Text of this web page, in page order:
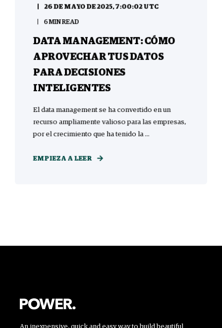
26 DE MAYO DE 2025, 7:00:02 UTC
6 MIN READ
DATA MANAGEMENT: CÓMO
APROVECHAR TUS DATOS
PARA DECISIONES
INTELIGENTES
El data management se ha convertido en un
recurso ampliamente valioso para las empresas,
por el crecimiento que ha tenido la ...
EMPIEZA A LEER
An inexpensive, quick and easy way to build beautiful